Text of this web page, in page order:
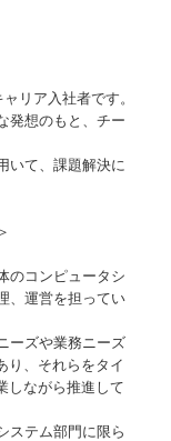
リア入社者です。
発想のもと、チー
いて、課題解決に
のコンピュータシ
、運営を担ってい
ーズや業務ニーズ
り、それらをタイ
しながら推進して
ステム部門に限ら